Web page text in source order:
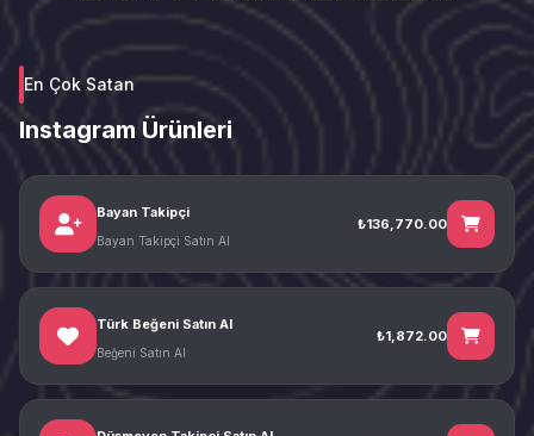
En Çok Satan
Instagram Ürünleri
Bayan Takipçi
Bayan Takipçi Satın Al
₺136,770.00
Türk Beğeni Satın Al
Beğeni Satın Al
₺1,872.00